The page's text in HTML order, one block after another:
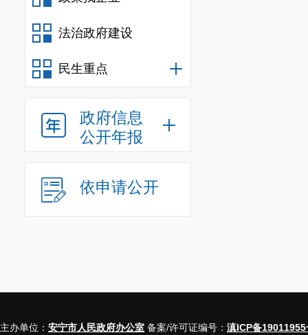
法治政府建设
民生重点
政府信息
公开年报
依申请公开
主办单位： 安宁市人民政府办公室 备案/许可证编号： 滇ICP备